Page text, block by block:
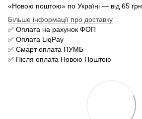
«Новою поштою» по Україні — від 65 грн.
Більше інформації про доставку
✅ Оплата на рахунок ФОП
✅ Оплата LiqPay
✅ Смарт оплата ПУМБ
✅ Після оплата Новою Поштою